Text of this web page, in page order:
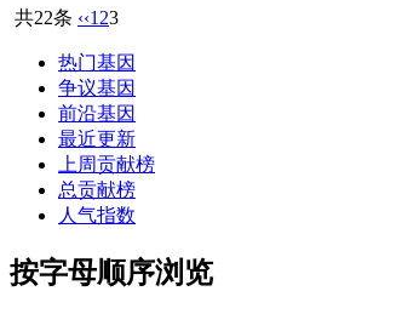
共22条 ‹‹1 23
热门基因
争议基因
前沿基因
最近更新
上周贡献榜
总贡献榜
人气指数
按字母顺序浏览